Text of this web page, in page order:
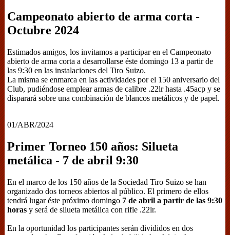
Campeonato abierto de arma corta -
Octubre 2024
Estimados amigos, los invitamos a participar en el Campeonato
abierto de arma corta a desarrollarse éste domingo 13 a partir de
las 9:30 en las instalaciones del Tiro Suizo.
La misma se enmarca en las actividades por el 150 aniversario del
Club, pudiéndose emplear armas de calibre .22lr hasta .45acp y se
disparará sobre una combinación de blancos metálicos y de papel.
01/ABR/2024
Primer Torneo 150 años: Silueta
metálica - 7 de abril 9:30
En el marco de los 150 años de la Sociedad Tiro Suizo se han
organizado dos torneos abiertos al público. El primero de ellos
tendrá lugar éste próximo domingo 7 de abril a partir de las 9:30
horas y será de silueta metálica con rifle .22lr.
En la oportunidad los participantes serán divididos en dos